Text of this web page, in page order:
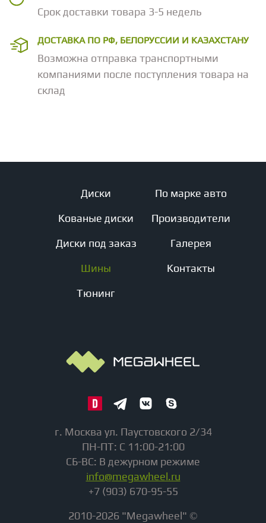
Срок доставки товара 3-5 недель
ДОСТАВКА ПО РФ, БЕЛОРУССИИ И КАЗАХСТАНУ
Возможна отправка транспортными
компаниями после поступления товара на
склад
Диски
Кованые диски
Диски под заказ
Шины
Тюнинг
По марке авто
Производители
Галерея
Контакты
г. Москва ул. Паустовского 2/34
ПН-ПТ: С 11:00-21:00
СБ-ВС: В дежурном режиме
info@megawheel.ru
+7 (903) 670-95-55
2010-2026 "Megawheel" ©